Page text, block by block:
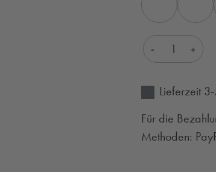
BLAU BRAUN
Produkt
Lieferzeit
Für die
Methoden: